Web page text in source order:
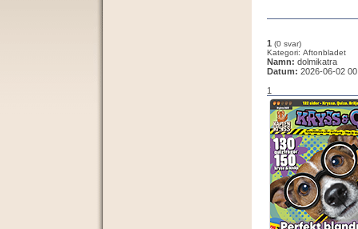
1 (0 svar)
Kategori: Aftonbladet
Namn: dolmikatra
Datum: 2026-06-02
1